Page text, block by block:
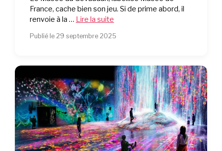
France, cache bien son jeu. Si de prime abord, il
renvoie à la … Lire la suite
Publié le 29 septembre 2025